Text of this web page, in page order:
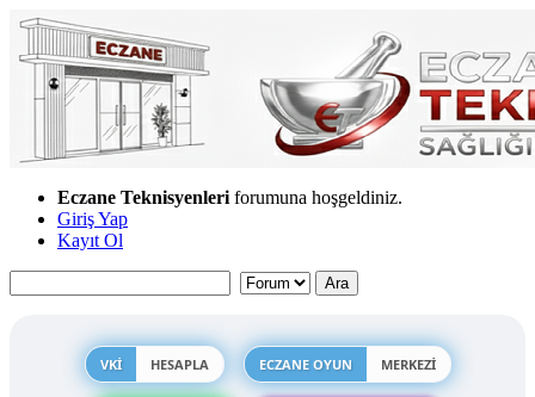
Eczane Teknisyenleri forumuna hoşgeldiniz.
Giriş Yap
Kayıt Ol
VKİ HESAPLA ECZANE OYUN MERKEZİ